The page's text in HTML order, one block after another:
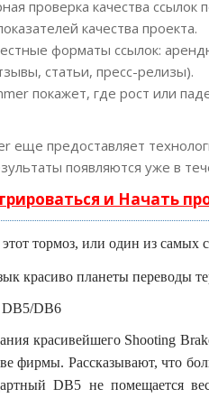
проверка качества
качества проекта.
форматы ссылок:
статьи, пресс-релизы).
покажет, где рост или
еще предоставляет
появляются уже в
и Начать
DB5/DB6
красивейшего Shooting
фирмы. Рассказывают, что
DB5 не помещается